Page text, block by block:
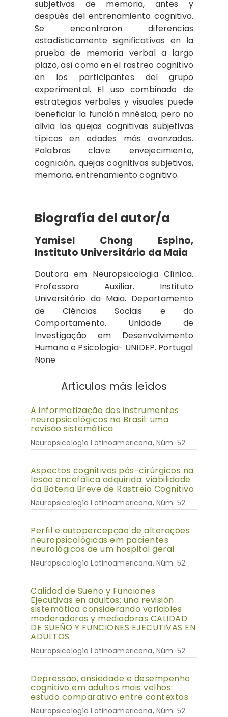
subjetivas de memoria, antes y
después del entrenamiento cognitivo.
Se encontraron diferencias
estadísticamente significativas en la
prueba de memoria verbal a largo
plazo, así como en el rastreo cognitivo
en los participantes del grupo
experimental. El uso combinado de
estrategias verbales y visuales puede
beneficiar la función mnésica, pero no
alivia las quejas cognitivas subjetivas
típicas en edades más avanzadas.
Palabras clave: envejecimiento,
cognición, quejas cognitivas subjetivas,
memoria, entrenamiento cognitivo.
Biografía del autor/a
Yamisel Chong Espino,
Instituto Universitário da Maia
Doutora em Neuropsicologia Clínica.
Professora Auxiliar. Instituto
Universitário da Maia. Departamento
de Ciências Sociais e do
Comportamento. Unidade de
Investigação em Desenvolvimento
Humano e Psicologia- UNIDEP. Portugal
None
Artículos más leídos
A informatização dos instrumentos
neuropsicológicos no Brasil: uma
revisão sistemática
Neuropsicología Latinoamericana, Núm. 52
Aspectos cognitivos pós-cirúrgicos na
lesão encefálica adquirida: viabilidade
da Bateria Breve de Rastreio Cognitivo
Neuropsicología Latinoamericana, Núm. 52
Perfil e autopercepção de alterações
neuropsicológicas em pacientes
neurológicos de um hospital geral
Neuropsicología Latinoamericana, Núm. 52
Calidad de Sueño y Funciones
Ejecutivas en adultos: una revisión
sistemática considerando variables
moderadoras y mediadoras CALIDAD
DE SUEÑO Y FUNCIONES EJECUTIVAS EN
ADULTOS
Neuropsicología Latinoamericana, Núm. 52
Depressão, ansiedade e desempenho
cognitivo em adultos mais velhos:
estudo comparativo entre contextos
Neuropsicología Latinoamericana, Núm. 52